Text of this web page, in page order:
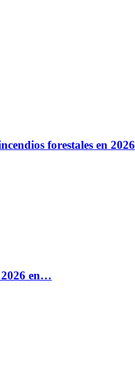
forestales en 2026
2026 en…